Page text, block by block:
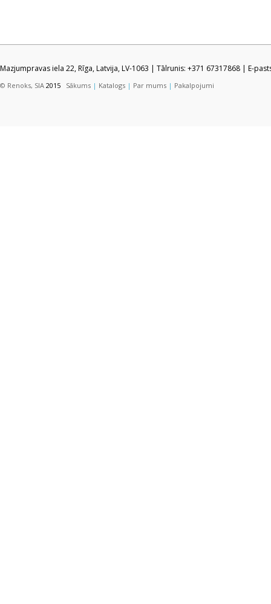
Mazjumpravas iela 22, Rīga, Latvija, LV-1063 | Tālrunis: +371 67317868 | E-
© Renoks, SIA 2015 Sākums | Katalogs | Par mums | Pakalpojumi